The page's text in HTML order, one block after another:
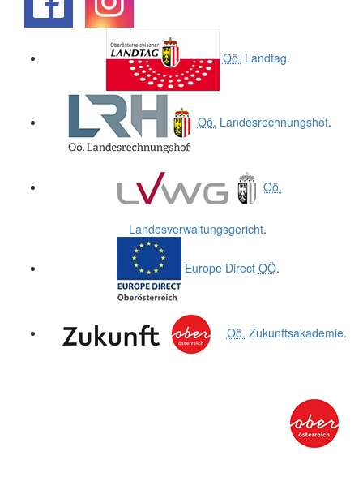
Oö. Landtag.
Oö. Landesrechnungshof.
Oö.
Landesverwaltungsgericht.
Europe Direct OÖ.
Oö. Zukunftsakademie.